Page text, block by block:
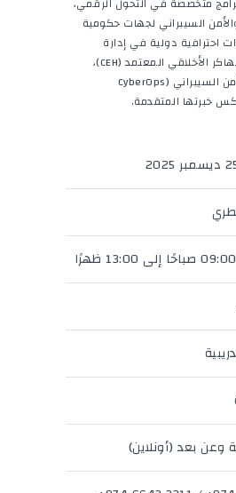
السيبراني لجهات حكومية
دولية في إدارة
المشاريع (PMP)، والهاكر الأخلاقي المعتمد (CEH)،
وأخصائي عمليات الأمن السيبراني (CyberOps
وعن بعد (أونلاين)